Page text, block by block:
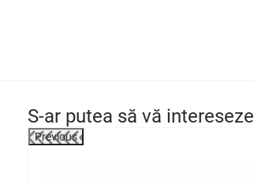
S-ar putea să vă intereseze
Previous